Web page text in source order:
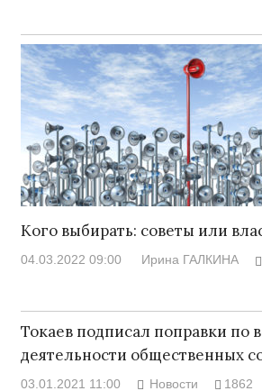
Кого выбирать: советы или
04.03.2022 09:00 Ирина ГАЛКИНА
Токаев подписал поправки по
деятельности общественных
03.01.2021 11:00 Новости 1862